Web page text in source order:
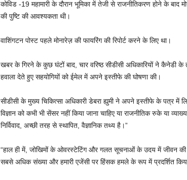
कोविड -19 महामारी के दौरान भूमिका में तेजी से राजनीतिकरण होने के
की पुष्टि की आवश्यकता थी।
वाशिंगटन पोस्ट पहले मोनारेज़ की फायरिंग की रिपोर्ट करने के लिए था।
खबर के गिरने के कुछ घंटों बाद, चार वरिष्ठ सीडीसी अधिकारियों ने कैनेडी
हवाला देते हुए सहयोगियों को ईमेल में अपने इस्तीफे की घोषणा की।
सीडीसी के मुख्य चिकित्सा अधिकारी डेबरा ह्युमी ने अपने इस्तीफे के पत्र में
विज्ञान को कभी भी सेंसर नहीं किया जाना चाहिए या राजनीतिक रुके या
निर्विवाद, अच्छी तरह से स्थापित, वैज्ञानिक तथ्य है।”
“हाल ही में, जोखिमों के ओवरस्टेटिंग और गलत सूचनाओं के उदय में जीवन की
सबसे अधिक संख्या और हमारी एजेंसी पर हिंसक हमले के रूप में प्रदर्शित